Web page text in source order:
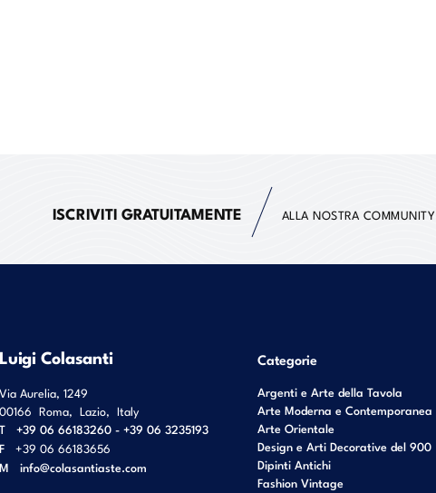
ISCRIVITI GRATUITAMENTE ALLA NOSTRA COMMUNITY
Luigi Colasanti
Via Aurelia, 1249
00166 Roma, Lazio, Italy
T
+39 06 66183260 - +39 06 3235193
F
+39 06 66183656
M info@colasantiaste.com
Categorie
Argenti e Arte della Tavola
Arte Moderna e Contemporanea
Arte Orientale
Design e Arti Decorative del 900
Dipinti Antichi
Fashion Vintage